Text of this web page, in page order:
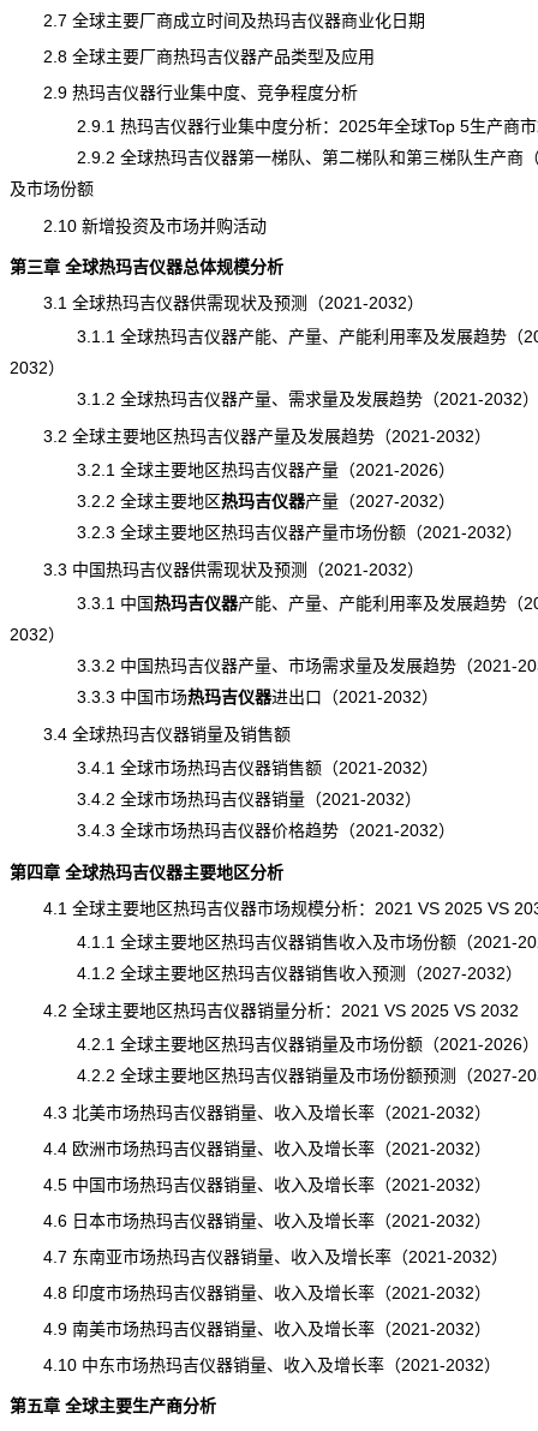
2.7 全球主要厂商成立时间及热玛吉仪器商业化日期
2.8 全球主要厂商热玛吉仪器产品类型及应用
2.9 热玛吉仪器行业集中度、竞争程度分析
2.9.1 热玛吉仪器行业集中度分析：2025年全球Top 5生产商市
2.9.2 全球热玛吉仪器第一梯队、第二梯队和第三梯队生产商
及市场份额
2.10 新增投资及市场并购活动
第三章 全球热玛吉仪器总体规模分析
3.1 全球热玛吉仪器供需现状及预测（2021-2032）
3.1.1 全球热玛吉仪器产能、产量、产能利用率及发展趋势（
2032）
3.1.2 全球热玛吉仪器产量、需求量及发展趋势（2021-2032）
3.2 全球主要地区热玛吉仪器产量及发展趋势（2021-2032）
3.2.1 全球主要地区热玛吉仪器产量（2021-2026）
3.2.2 全球主要地区热玛吉仪器产量（2027-2032）
3.2.3 全球主要地区热玛吉仪器产量市场份额（2021-2032）
3.3 中国热玛吉仪器供需现状及预测（2021-2032）
3.3.1 中国热玛吉仪器产能、产量、产能利用率及发展趋势（
2032）
3.3.2 中国热玛吉仪器产量、市场需求量及发展趋势（2021-
3.3.3 中国市场热玛吉仪器进出口 （2021-2032）
3.4 全球热玛吉仪器销量及销售额
3.4.1 全球市场热玛吉仪器销售额（2021-2032）
3.4.2 全球市场热玛吉仪器销量（2021-2032）
3.4.3 全球市场热玛吉仪器价格趋势（2021-2032）
第四章 全球热玛吉仪器主要地区分析
4.1 全球主要地区热玛吉仪器市场规模分析：2021 VS 2025 VS
4.1.1 全球主要地区热玛吉仪器销售收入及市场份额（2021-
4.1.2 全球主要地区热玛吉仪器销售收入预测（2027-2032）
4.2 全球主要地区热玛吉仪器销量分析：2021 VS 2025 VS 2032
4.2.1 全球主要地区热玛吉仪器销量及市场份额（2021-2026）
4.2.2 全球主要地区热玛吉仪器销量及市场份额预测（2027-
4.3 北美市场热玛吉仪器销量、收入及增长率（2021-2032）
4.4 欧洲市场热玛吉仪器销量、收入及增长率（2021-2032）
4.5 中国市场热玛吉仪器销量、收入及增长率（2021-2032）
4.6 日本市场热玛吉仪器销量、收入及增长率（2021-2032）
4.7 东南亚市场热玛吉仪器销量、收入及增长率（2021-2032）
4.8 印度市场热玛吉仪器销量、收入及增长率（2021-2032）
4.9 南美市场热玛吉仪器销量、收入及增长率（2021-2032）
4.10 中东市场热玛吉仪器销量、收入及增长率（2021-2032）
第五章 全球主要生产商分析